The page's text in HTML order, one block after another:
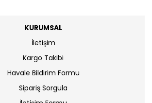
KURUMSAL
İletişim
Kargo Takibi
Havale Bildirim Formu
Sipariş Sorgula